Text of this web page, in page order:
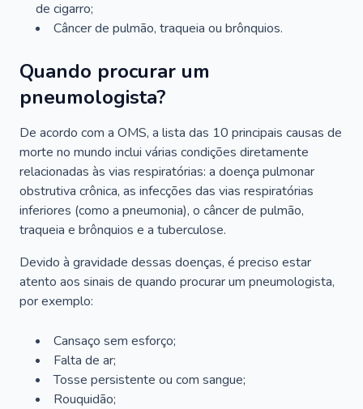
de cigarro;
Câncer de pulmão, traqueia ou brônquios.
Quando procurar um
pneumologista?
De acordo com a OMS, a lista das 10 principais causas de
morte no mundo inclui várias condições diretamente
relacionadas às vias respiratórias: a doença pulmonar
obstrutiva crônica, as infecções das vias respiratórias
inferiores (como a pneumonia), o câncer de pulmão,
traqueia e brônquios e a tuberculose.
Devido à gravidade dessas doenças, é preciso estar
atento aos sinais de quando procurar um pneumologista,
por exemplo:
Cansaço sem esforço;
Falta de ar;
Tosse persistente ou com sangue;
Rouquidão;